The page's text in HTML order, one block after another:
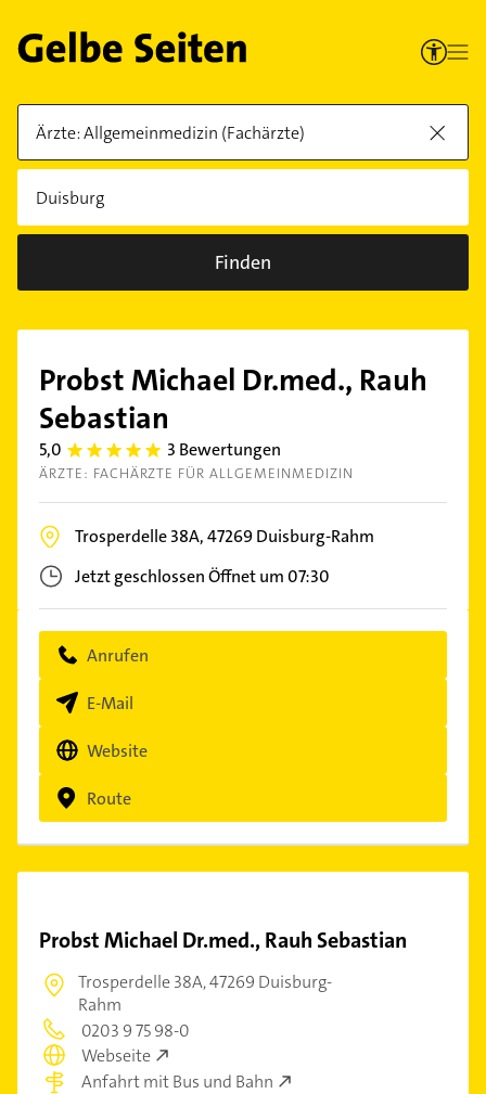
Finden
Probst Michael Dr.med., Rauh
Sebastian
5,0 5.0 3 Bewertungen
ÄRZTE: FACHÄRZTE FÜR ALLGEMEINMEDIZIN
Trosperdelle 38A,47269Duisburg-Rahm
Jetzt geschlossenÖffnet um 07:30
Anrufen
E-Mail
Website
Route
Probst Michael Dr.med., Rauh Sebastian
Trosperdelle 38A,47269 Duisburg-
Rahm
0203 9 75 98-0
Webseite
Anfahrt mit Bus und Bahn